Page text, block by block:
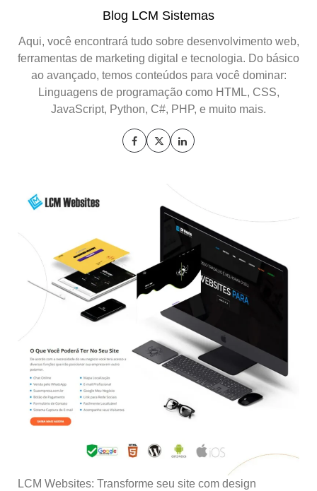
Blog LCM Sistemas
Aqui, você encontrará tudo sobre desenvolvimento web,
ferramentas de marketing digital e tecnologia. Do básico
ao avançado, temos conteúdos para você dominar:
Linguagens de programação como HTML, CSS,
JavaScript, Python, C#, PHP, e muito mais.
LCM Websites: Transforme seu site com design